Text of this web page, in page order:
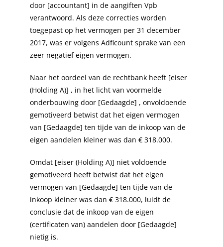
door [accountant] in de aangiften Vpb
verantwoord. Als deze correcties worden
toegepast op het vermogen per 31 december
2017, was er volgens Adficount sprake van een
zeer negatief eigen vermogen.
Naar het oordeel van de rechtbank heeft [eiser
(Holding A)] , in het licht van voormelde
onderbouwing door [Gedaagde] , onvoldoende
gemotiveerd betwist dat het eigen vermogen
van [Gedaagde] ten tijde van de inkoop van de
eigen aandelen kleiner was dan € 318.000.
Omdat [eiser (Holding A)] niet voldoende
gemotiveerd heeft betwist dat het eigen
vermogen van [Gedaagde] ten tijde van de
inkoop kleiner was dan € 318.000, luidt de
conclusie dat de inkoop van de eigen
(certificaten van) aandelen door [Gedaagde]
nietig is.